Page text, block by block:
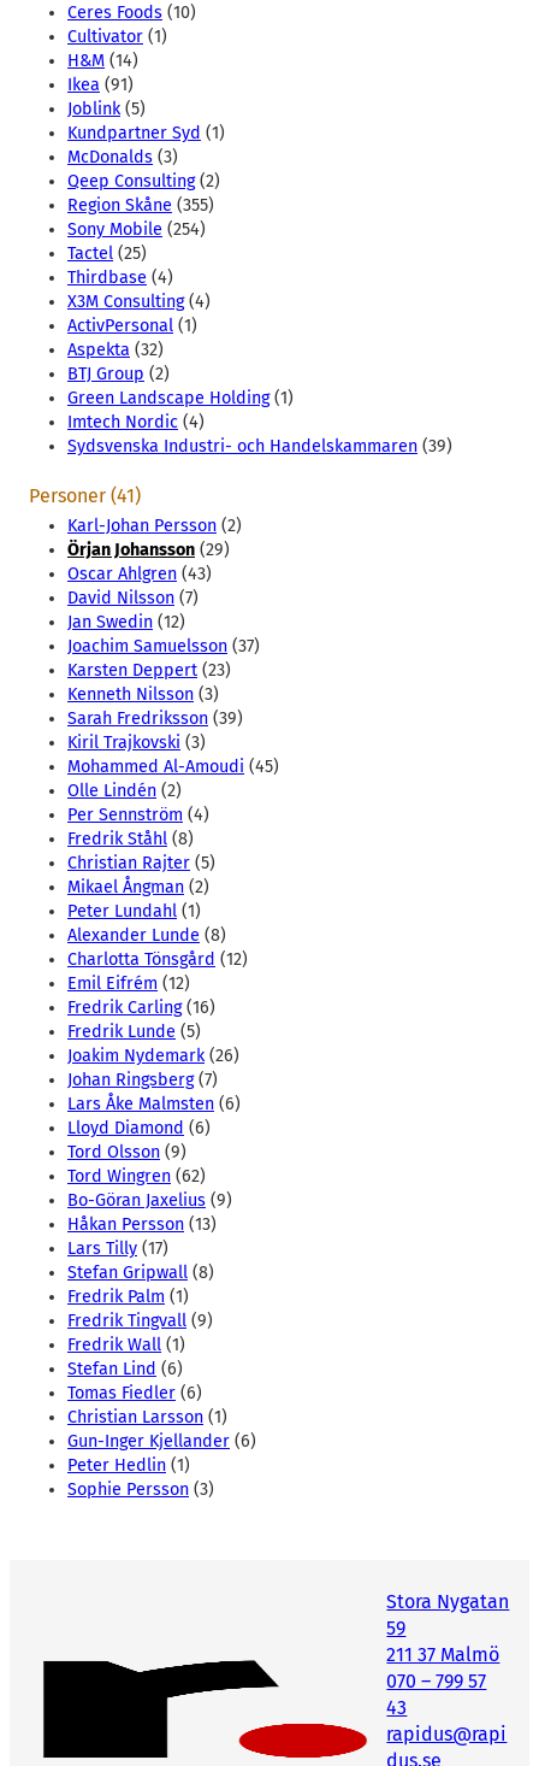
Ceres Foods (10)
Cultivator (1)
H&M (14)
Ikea (91)
Joblink(5)
Kundpartner Syd (1)
McDonalds (3)
Qeep Consulting(2)
Region Skåne (355)
Sony Mobile (254)
Tactel (25)
Thirdbase (4)
X3M Consulting(4)
ActivPersonal (1)
Aspekta (32)
BTJ Group (2)
Green Landscape Holding(1)
Imtech Nordic (4)
Sydsvenska Industri- och Handelskammaren (39)
Personer (41)
Karl-Johan Persson (2)
Örjan Johansson (29)
Oscar Ahlgren (43)
David Nilsson (7)
Jan Swedin (12)
Joachim Samuelsson (37)
Karsten Deppert (23)
Kenneth Nilsson (3)
Sarah Fredriksson (39)
Kiril Trajkovski (3)
Mohammed Al-Amoudi (45)
Olle Lindén (2)
Per Sennström (4)
Fredrik Ståhl (8)
Christian Rajter (5)
Mikael Ångman (2)
Peter Lundahl (1)
Alexander Lunde (8)
Charlotta Tönsgård (12)
Emil Eifrém (12)
Fredrik Carling(16)
Fredrik Lunde (5)
Joakim Nydemark(26)
Johan Ringsberg(7)
Lars Åke Malmsten (6)
Lloyd Diamond (6)
Tord Olsson (9)
Tord Wingren (62)
Bo-Göran Jaxelius (9)
Håkan Persson (13)
Lars Tilly (17)
Stefan Gripwall (8)
Fredrik Palm (1)
Fredrik Tingvall (9)
Fredrik Wall (1)
Stefan Lind (6)
Tomas Fiedler (6)
Christian Larsson (1)
Gun-Inger Kjellander (6)
Peter Hedlin (1)
Sophie Persson (3)
Stora Nygatan
59
211 37 Malmö
070 – 799 57
43
rapidus@rapi
dus.se